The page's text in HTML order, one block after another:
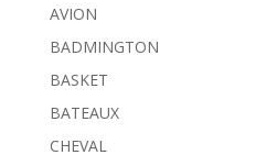
AVION
BADMINGTON
BASKET
BATEAUX
CHEVAL